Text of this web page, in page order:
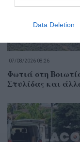
Data Deletion
07/08/2026 08:26
Φωτιά στη
Στυλίδας και